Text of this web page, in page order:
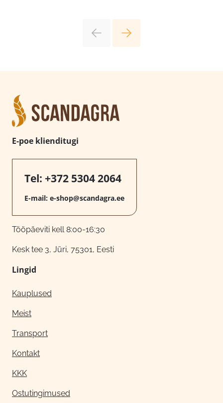
E-poe klienditugi
Tel: +372 5304 2064
E-mail: e-shop@scandagra.ee
Tööpäeviti kell 8:00-16:30
Kesk tee 3, Jüri, 75301, Eesti
Lingid
Kauplused
Meist
Transport
Kontakt
KKK
Ostutingimused